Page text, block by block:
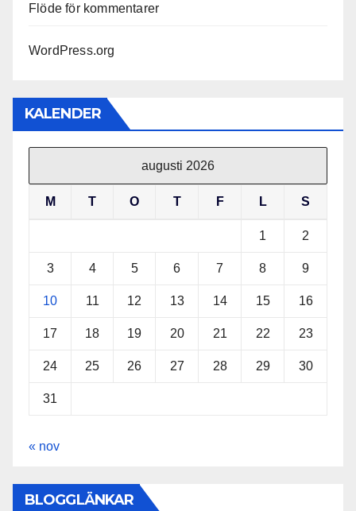
Flöde för kommentarer
WordPress.org
KALENDER
augusti 2026
M T O T F L S
1 2
3 4 5 6 7 8 9
10 11 12 13 14 15 16
17 18 19 20 21 22 23
24 25 26 27 28 29 30
31
« nov
BLOGGLÄNKAR